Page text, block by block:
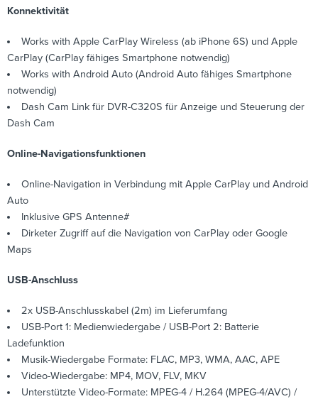
Konnektivität
Works with Apple CarPlay Wireless (ab iPhone 6S) und Apple
CarPlay (CarPlay fähiges Smartphone notwendig)
Works with Android Auto (Android Auto fähiges Smartphone
notwendig)
Dash Cam Link für DVR-C320S für Anzeige und Steuerung der
Dash Cam
Online-Navigationsfunktionen
Online-Navigation in Verbindung mit Apple CarPlay und Android
Auto
Inklusive GPS Antenne#
Dirketer Zugriff auf die Navigation von CarPlay oder Google
Maps
USB-Anschluss
2x USB-Anschlusskabel (2m) im Lieferumfang
USB-Port 1: Medienwiedergabe / USB-Port 2: Batterie
Ladefunktion
Musik-Wiedergabe Formate: FLAC, MP3, WMA, AAC, APE
Video-Wiedergabe: MP4, MOV, FLV, MKV
Unterstützte Video-Formate: MPEG-4 / H.264 (MPEG-4/AVC) /